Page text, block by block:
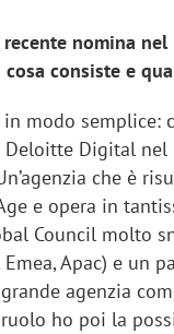
nomina
consiste e
modo
Deloitte Digital
che è
e opera in
Council molto
Emea, Apac) e
agenzia
ruolo ho poi la